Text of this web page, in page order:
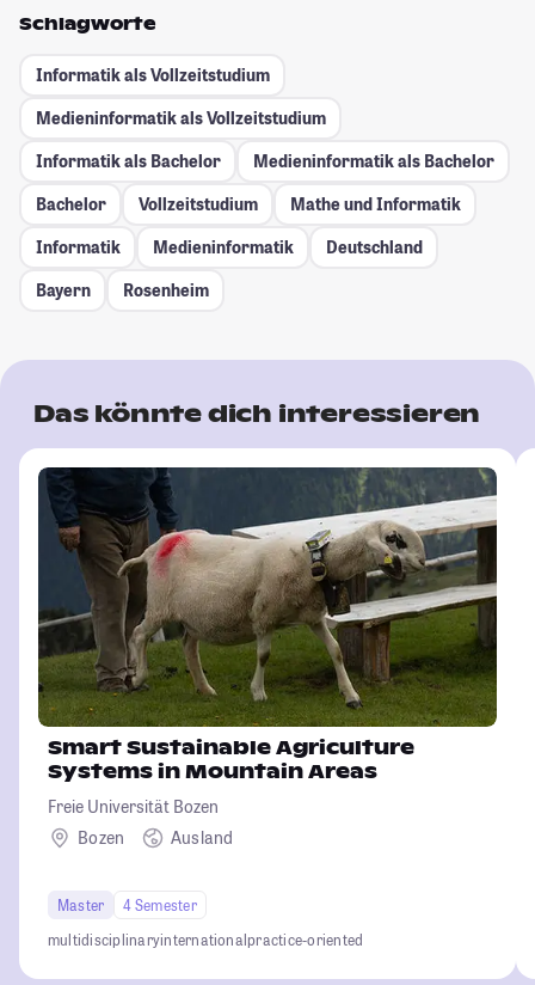
Schlagworte
Informatik als Vollzeitstudium
Medieninformatik als Vollzeitstudium
Informatik als Bachelor
Medieninformatik als Bachelor
Bachelor
Vollzeitstudium
Mathe und Informatik
Informatik
Medieninformatik
Deutschland
Bayern
Rosenheim
Das könnte dich interessieren
Smart Sustainable Agriculture
Systems in Mountain Areas
Freie Universität Bozen
Bozen
Ausland
Master
4 Semester
multidisciplinaryinternationalpractice-oriented